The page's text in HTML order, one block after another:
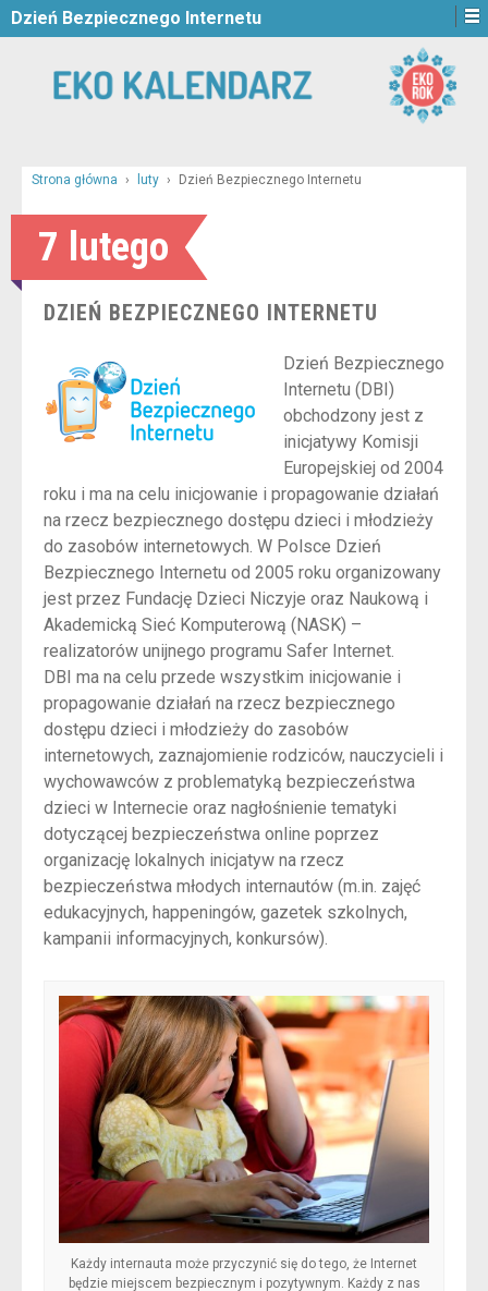
Dzień Bezpiecznego Internetu
Strona główna › luty › Dzień Bezpiecznego Internetu
7 lutego
DZIEŃ BEZPIECZNEGO INTERNETU
Dzień Bezpiecznego
Internetu (DBI)
obchodzony jest z
inicjatywy Komisji
Europejskiej od 2004
roku i ma na celu inicjowanie i propagowanie działań
na rzecz bezpiecznego dostępu dzieci i młodzieży
do zasobów internetowych. W Polsce Dzień
Bezpiecznego Internetu od 2005 roku organizowany
jest przez Fundację Dzieci Niczyje oraz Naukową i
Akademicką Sieć Komputerową (NASK) –
realizatorów unijnego programu Safer Internet.
DBI ma na celu przede wszystkim inicjowanie i
propagowanie działań na rzecz bezpiecznego
dostępu dzieci i młodzieży do zasobów
internetowych, zaznajomienie rodziców, nauczycieli i
wychowawców z problematyką bezpieczeństwa
dzieci w Internecie oraz nagłośnienie tematyki
dotyczącej bezpieczeństwa online poprzez
organizację lokalnych inicjatyw na rzecz
bezpieczeństwa młodych internautów (m.in. zajęć
edukacyjnych, happeningów, gazetek szkolnych,
kampanii informacyjnych, konkursów).
Każdy internauta może przyczynić się do tego, że Internet
będzie miejscem bezpiecznym i pozytywnym. Każdy z nas